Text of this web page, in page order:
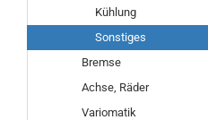
Kühlung
Sonstiges
Bremse
Achse, Räder
Variomatik